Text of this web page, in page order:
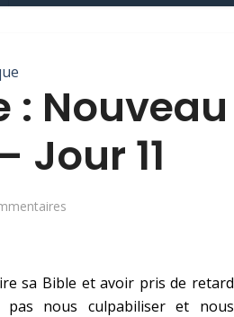
: Nouveau
Jour 11
sa Bible et avoir pris de retard
nous culpabiliser et nous